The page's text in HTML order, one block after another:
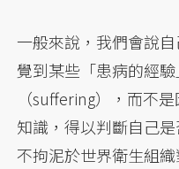
一般來說，我們會說
覺到某些「患病的經
（suffering），而不
知識，得以判斷自己
不拘泥於世界衛生組